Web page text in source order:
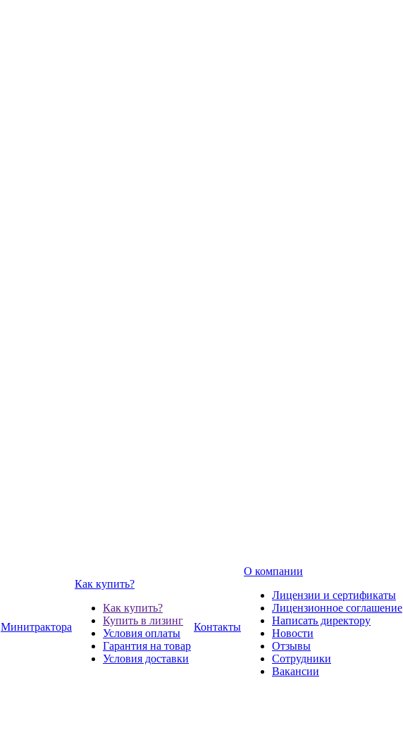
Минитрактора
Как купить?
Как купить?
Купить в лизинг
Условия оплаты
Гарантия на товар
Условия доставки
Контакты
О компании
Лицензии и сертификаты
Лицензионное соглашение
Написать директору
Новости
Отзывы
Сотрудники
Вакансии